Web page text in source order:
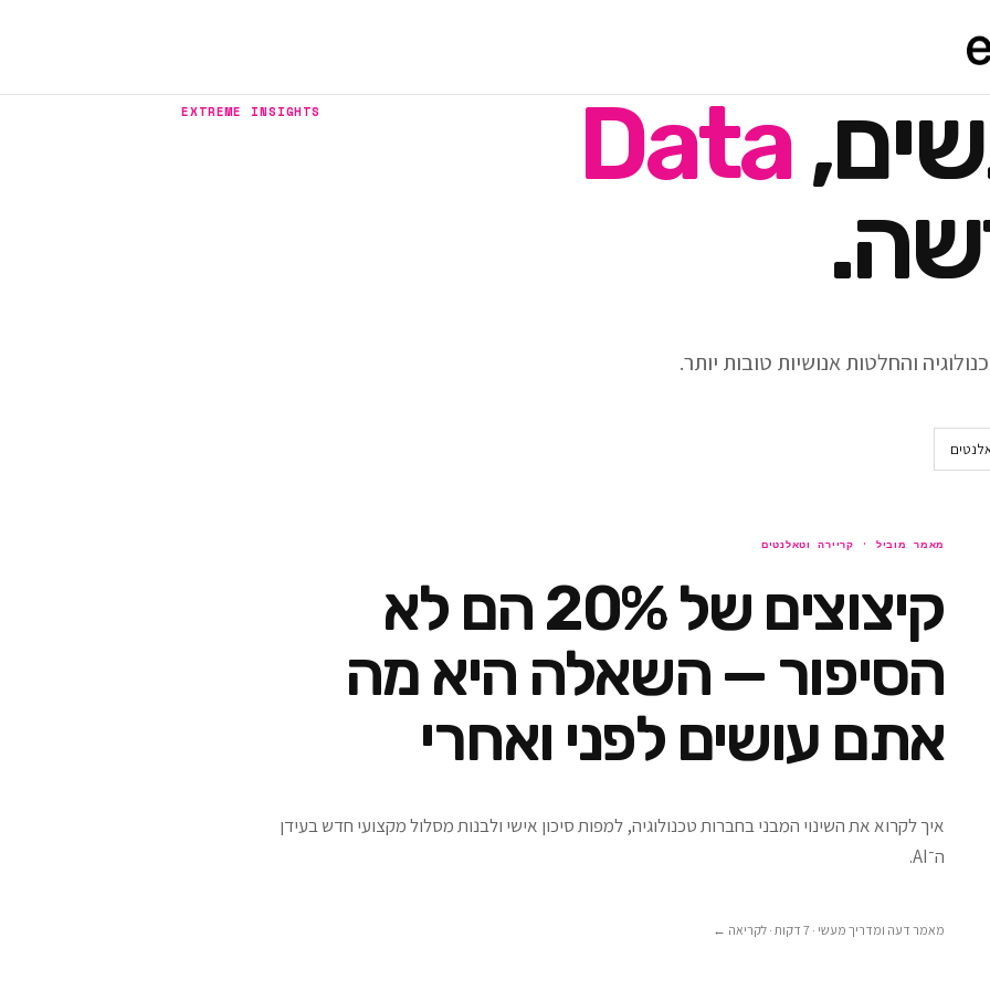
Data
EXTREME INSIGHTS
והחלטות אנושיות טובות יותר.
מאמר מוביל · קריירה וטאלנטים
קיצוצים של 20% הם לא
הסיפור — השאלה היא מה
אתם עושים לפני ואחרי
איך לקרוא את השינוי המבני בחברות טכנולוגיה, למפות סיכון אישי ולבנות מסלול מקצועי חדש בעידן
ה־AI.
מאמר דעה ומדריך מעשי · 7 דקות · לקריאה ←